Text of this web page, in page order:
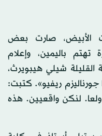
الأبيض، صارت بعض
تهتم باليمين، وإعلام
القليلة شيلي هيبويرث،
ريفيو». كتبت:
لنكن واقعيين. هذه